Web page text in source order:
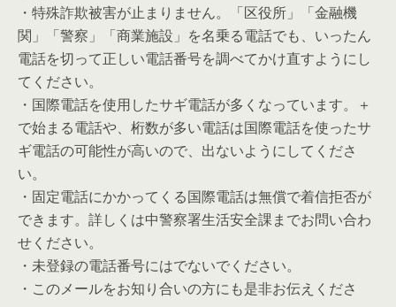
・特殊詐欺被害が止まりません。「区役所」「金融機
関」「警察」「商業施設」を名乗る電話でも、いったん
電話を切って正しい電話番号を調べてかけ直すようにし
てください。
・国際電話を使用したサギ電話が多くなっています。＋
で始まる電話や、桁数が多い電話は国際電話を使ったサ
ギ電話の可能性が高いので、出ないようにしてくださ
い。
・固定電話にかかってくる国際電話は無償で着信拒否が
できます。詳しくは中警察署生活安全課までお問い合わ
せください。
・未登録の電話番号にはでないでください。
・このメールをお知り合いの方にも是非お伝えくださ